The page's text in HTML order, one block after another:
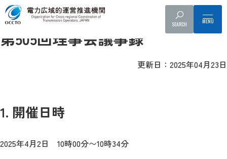
SEARCH
理事会
第505回理事会議事録
更新日：2025年04月23日
1. 開催日時
2025年4月2日 10時00分〜10時34分